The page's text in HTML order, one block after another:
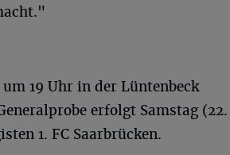
19 Uhr in der Lüntenbeck
erfolgt Samstag (22.
1. FC Saarbrücken.